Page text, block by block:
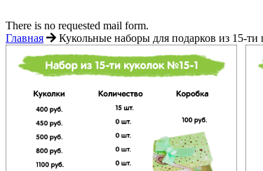
There is no requested mail form.
Главная
Кукольные наборы для подарков из 15-ти